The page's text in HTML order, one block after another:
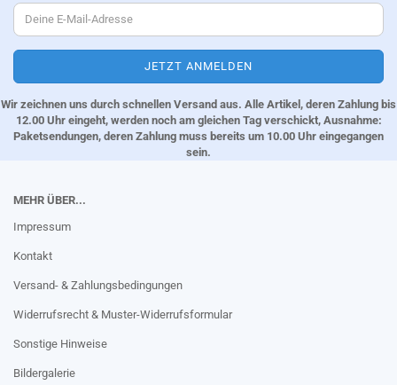
Wir zeichnen uns durch schnellen Versand aus. Alle Artikel, deren Zahlung bis
12.00 Uhr eingeht, werden noch am gleichen Tag verschickt, Ausnahme:
Paketsendungen, deren Zahlung muss bereits um 10.00 Uhr eingegangen
sein.
MEHR ÜBER...
Impressum
Kontakt
Versand- & Zahlungsbedingungen
Widerrufsrecht & Muster-Widerrufsformular
Sonstige Hinweise
Bildergalerie